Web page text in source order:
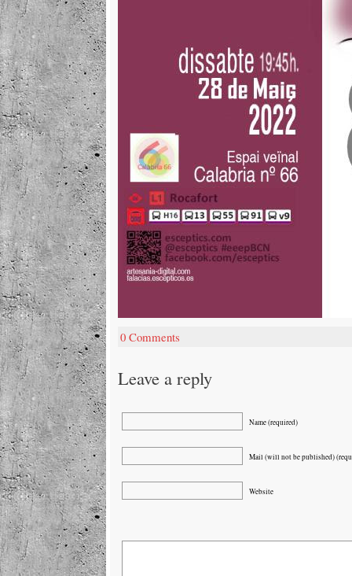
0 Comments
Leave a reply
Name (required)
Mail (will not be published)
Website